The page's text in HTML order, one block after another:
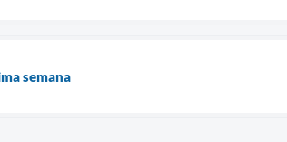
semana